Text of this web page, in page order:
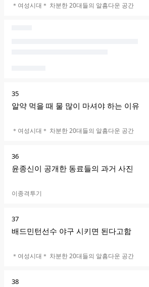
카페명
＊여성시대＊ 차분한 20대들의 알흠다운 공간
순
위
35
알약 먹을 때 물 많이 마셔야 하는 이유
카페명
＊여성시대＊ 차분한 20대들의 알흠다운 공간
순
위
36
윤종신이 공개한 동료들의 과거 사진
카페명
이종격투기
순
위
37
배드민턴선수 야구 시키면 된다고함
카페명
＊여성시대＊ 차분한 20대들의 알흠다운 공간
순
38